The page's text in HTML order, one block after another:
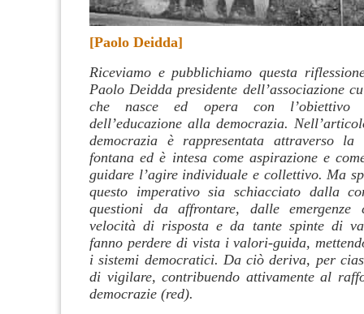
[Paolo Deidda]
Riceviamo e pubblichiamo questa
Paolo Deidda presidente dell’associazione
che nasce ed opera con l’obiettivo
dell’educazione alla democrazia.
democrazia è rappresentata attraverso la
fontana ed è intesa come aspirazione e
guidare l’agire individuale e collettivo. Ma
questo imperativo sia schiacciato dalla
questioni da affrontare, dalle emergenze
velocità di risposta e da tante spinte di
fanno perdere di vista i valori-guida,
i sistemi democratici. Da ciò deriva, per
di vigilare, contribuendo attivamente al
democrazie (red).